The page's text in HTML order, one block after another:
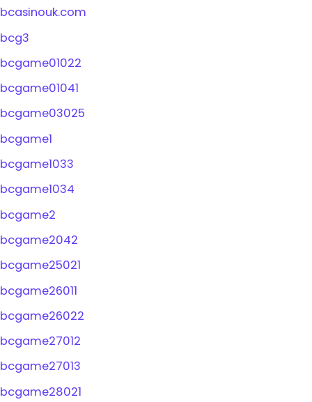
bcasinouk.com
bcg3
bcgame01022
bcgame01041
bcgame03025
bcgame1
bcgame1033
bcgame1034
bcgame2
bcgame2042
bcgame25021
bcgame26011
bcgame26022
bcgame27012
bcgame27013
bcgame28021